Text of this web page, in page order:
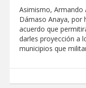
Asimismo, Armando
Dámaso Anaya, por
acuerdo que
darles proyección a
municipios que